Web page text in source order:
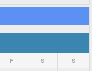
F S S